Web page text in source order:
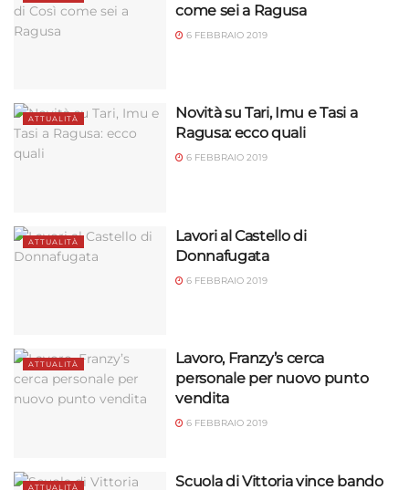
come sei a Ragusa
6 FEBBRAIO 2019
ATTUALITÀ
Novità su Tari, Imu e Tasi a
Ragusa: ecco quali
6 FEBBRAIO 2019
ATTUALITÀ
Lavori al Castello di
Donnafugata
6 FEBBRAIO 2019
ATTUALITÀ
Lavoro, Franzy’s cerca
personale per nuovo punto
vendita
6 FEBBRAIO 2019
ATTUALITÀ Scuola di Vittoria vince bando